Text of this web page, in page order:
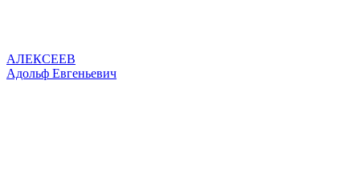
АЛЕКСЕЕВ
Адольф Евгеньевич